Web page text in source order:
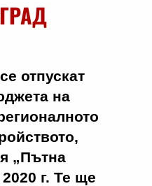
отпускат
на
„Пътна
г. Те ще